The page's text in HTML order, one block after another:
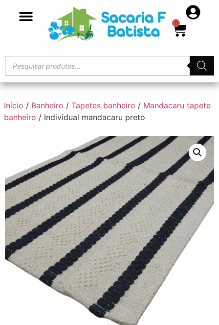
0
Início / Banheiro / Tapetes banheiro / Mandacaru tapete
banheiro / Individual mandacaru preto